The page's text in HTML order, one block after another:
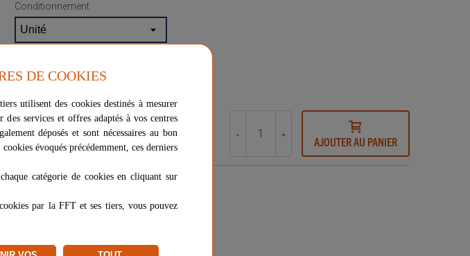
Conditionnement
58,47 € - +
AJOUTER AU PANIER
Options de livraison
Vendu et expédié par VB SPORTS
Signaler un problème d'ordre juridique
DE COOKIES
utilisent des cookies destinés à mesurer
services et offres adaptés à vos centres
déposés et sont nécessaires au bon
évoqués précédemment, ces derniers
catégorie de cookies en cliquant sur
par la FFT et ses tiers, vous pouvez